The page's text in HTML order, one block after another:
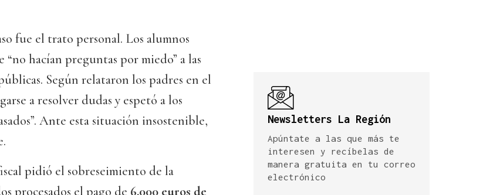
fue el trato personal. Los alumnos
“no hacían preguntas por miedo” a las
Según relataron los padres en el
a resolver dudas y espetó a los
Ante esta situación insostenible,
pidió el sobreseimiento de la
procesados el pago de 6.000 euros de
Newsletters La Región
Apúntate a las que más te
interesen y recíbelas de
manera gratuita en tu correo
electrónico